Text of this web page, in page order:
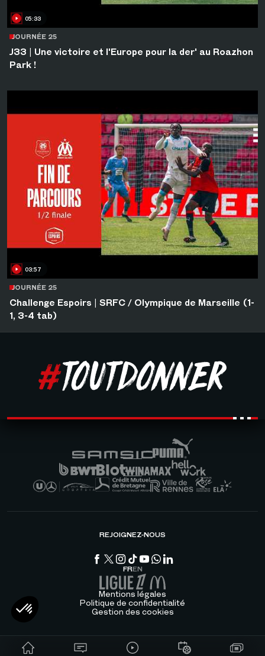
05:33
JOURNÉE 25
J33 | Une victoire et l'Europe pour la der' au Roazhon
Park !
03:57
JOURNÉE 25
Challenge Espoirs | SRFC / Olympique de Marseille (1-
1, 3-4 tab)
REJOIGNEZ-NOUS
FREN
Mentions légales
Politique de confidentialité
Gestion des cookies